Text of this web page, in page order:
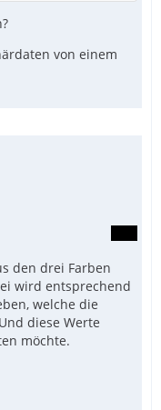
von einem
den drei Farben
wird entsprechend
welche die
diese Werte
möchte.